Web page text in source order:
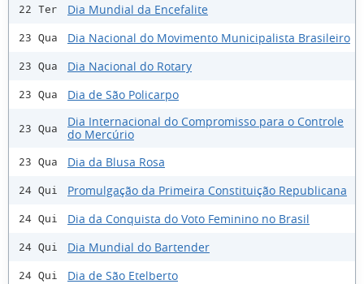
22 Ter Dia Mundial da Encefalite
23 Qua Dia Nacional do Movimento Municipalista Brasileiro
23 Qua Dia Nacional do Rotary
23 Qua Dia de São Policarpo
23 Qua
Dia Internacional do Compromisso para o Controle
do Mercúrio
23 Qua Dia da Blusa Rosa
24 Qui Promulgação da Primeira Constituição Republicana
24 Qui Dia da Conquista do Voto Feminino no Brasil
24 Qui Dia Mundial do Bartender
24 Qui Dia de São Etelberto